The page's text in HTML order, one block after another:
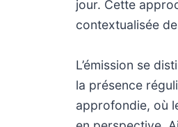
jour. Cette
contextualisée
L’émission se
la présence
approfondie, où